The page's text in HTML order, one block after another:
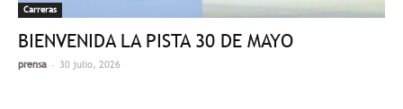
Carreras
BIENVENIDA LA PISTA 30 DE MAYO
prensa - 30 julio, 2026